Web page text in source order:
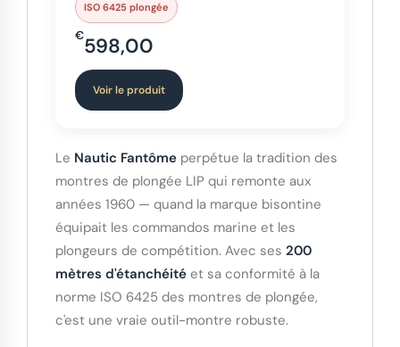
ISO 6425 plongée
€598,00
Voir le produit
Le Nautic Fantôme perpétue la tradition des
montres de plongée LIP qui remonte aux
années 1960 — quand la marque bisontine
équipait les commandos marine et les
plongeurs de compétition. Avec ses 200
mètres d'étanchéité et sa conformité à la
norme ISO 6425 des montres de plongée,
c'est une vraie outil-montre robuste.